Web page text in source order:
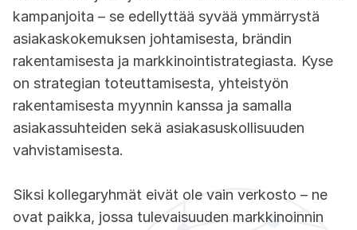
kampanjoita – se edellyttää syvää ymmärrystä
asiakaskokemuksen johtamisesta, brändin
rakentamisesta ja markkinointistrategiasta. Kyse
on strategian toteuttamisesta, yhteistyön
rakentamisesta myynnin kanssa ja samalla
asiakassuhteiden sekä asiakasuskollisuuden
vahvistamisesta.
Siksi kollegaryhmät eivät ole vain verkosto – ne
ovat paikka, jossa tulevaisuuden markkinoinnin